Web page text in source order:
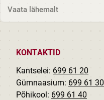
Vaata lähemalt
KONTAKTID
Kantselei: 699 61 20
Gümnaasium: 699 61 30
Põhikool: 699 61 40